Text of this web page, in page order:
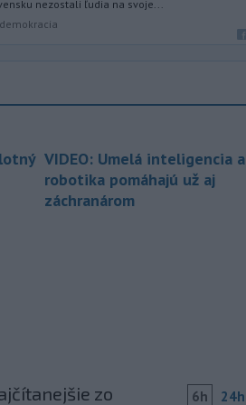
nezostali ľudia na svoje...
VIDEO: Umelá inteligencia a
robotika pomáhajú už aj
záchranárom
zo
6h 24h